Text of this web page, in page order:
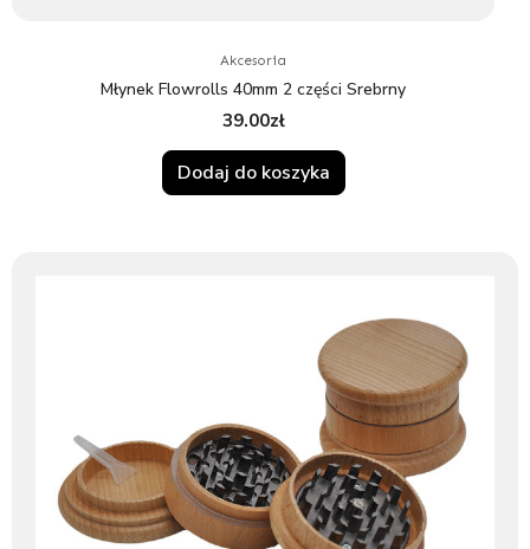
Akcesoria
Młynek Flowrolls 40mm 2 części Srebrny
39.00zł
Dodaj do koszyka